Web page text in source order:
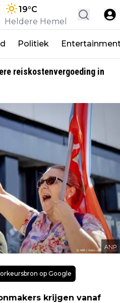
19°C
Heldere Hemel
Politiek
reiskostenvergoeding in
ANP
op Google
krijgen vanaf